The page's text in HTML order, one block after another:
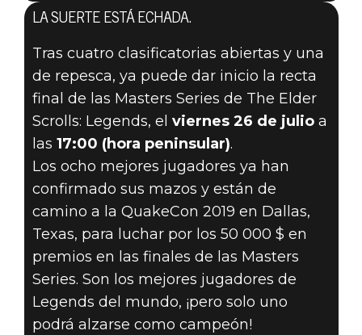
¡PREPARAOS
PARA LAS
FINALES DE
LAS MASTERS
SERIES DE THE
ELDER
SCROLLS:
LEGENDS!
LA SUERTE ESTÁ ECHADA.
Tras cuatro clasificatorias abiertas y una
de repesca, ya puede dar inicio la recta
final de las Masters Series de The Elder
Scrolls: Legends, el viernes 26 de julioa
las 17:00 (hora peninsular).
Los ocho mejores jugadores ya han
confirmado sus mazos y están de
camino a la QuakeCon 2019 en Dallas,
Texas, para luchar por los 50 000 $ en
premios en las finales de las Masters
Series. Son los mejores jugadores de
Legends del mundo, ¡pero solo uno
podrá alzarse como campeón!